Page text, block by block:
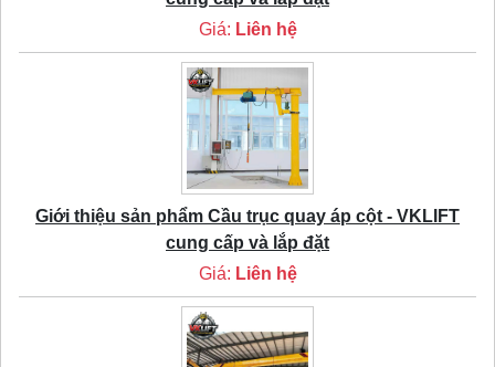
Giá: Liên hệ
Giới thiệu sản phẩm Cầu trục quay áp cột - VKLIFT
cung cấp và lắp đặt
Giá: Liên hệ